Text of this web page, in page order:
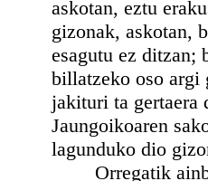
askotan, eztu
gizonak, askotan,
esagutu ez ditzan;
billatzeko oso argi
jakituri ta gertaera
Jaungoikoaren
lagunduko dio
Orregatik